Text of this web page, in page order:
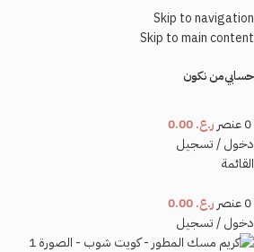
Skip to navigation
Skip to main content
حسابيمن نكون
0عنصر ر.ع.
دخول / تسجيل
القائمة
0عنصر ر.ع.
دخول / تسجيل